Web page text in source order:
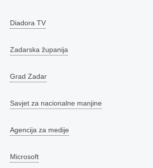
Diadora TV
Zadarska županija
Grad Zadar
Savjet za nacionalne manjine
Agencija za medije
Microsoft